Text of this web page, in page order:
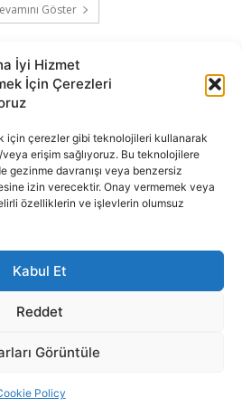
İyi Hizmet
İçin Çerezleri
için çerezler gibi teknolojileri kullanarak
erişim sağlıyoruz. Bu teknolojilere
gezinme davranışı veya benzersiz
izin verecektir. Onay vermemek veya
özelliklerin ve işlevlerin olumsuz
Kabul Et
Reddet
Görüntüle
Policy
Göster
tüm haber metini, resim ve benzeri
Yayıncılık A.Ş.'ye aittir. Hiçbir şekilde
ortamda, kaynak gösterilse bile izin
info@sigortamedia.com